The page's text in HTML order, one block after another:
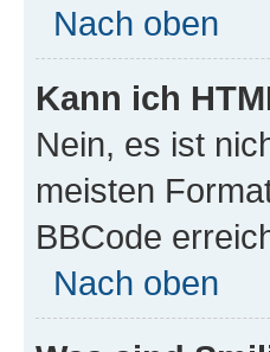
Nach oben
Kann ich
Nein, es ist
meisten
BBCode
Nach oben